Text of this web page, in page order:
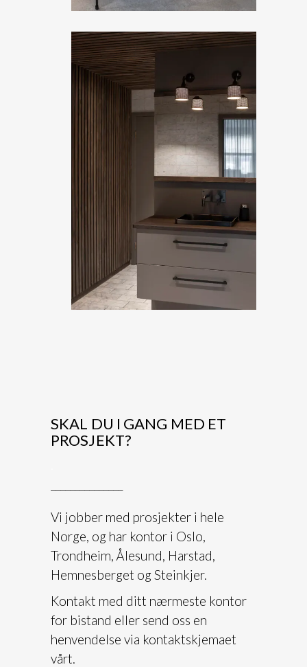
SKAL DU I GANG MED ET
PROSJEKT?
Vi jobber med prosjekter i hele
Norge, og har kontor i Oslo,
Trondheim, Ålesund, Harstad,
Hemnesberget og Steinkjer.
Kontakt med ditt nærmeste kontor
for bistand eller send oss en
henvendelse via kontaktskjemaet
vårt.